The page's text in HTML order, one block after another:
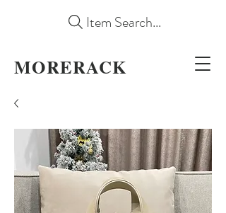
MORERACK
Item Search...